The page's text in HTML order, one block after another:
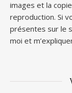
images et la
reproduction. Si
présentes sur le
moi et